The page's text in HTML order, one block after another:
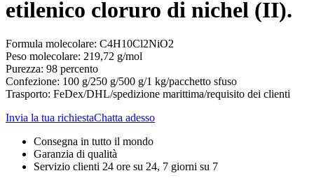
etilenico cloruro di nichel (II).
Formula molecolare: C4H10Cl2NiO2
Peso molecolare: 219,72 g/mol
Purezza: 98 percento
Confezione: 100 g/250 g/500 g/1 kg/pacchetto sfuso
Trasporto: FeDex/DHL/spedizione marittima/requisito dei clienti
Invia la tua richiestaChatta adesso
Consegna in tutto il mondo
Garanzia di qualità
Servizio clienti 24 ore su 24, 7 giorni su 7